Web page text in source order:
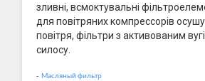
зливні, всмоктувальні
для повітряних компрессорів
повітря, фільтри з активованим
силосу.
- Масляный фильтр